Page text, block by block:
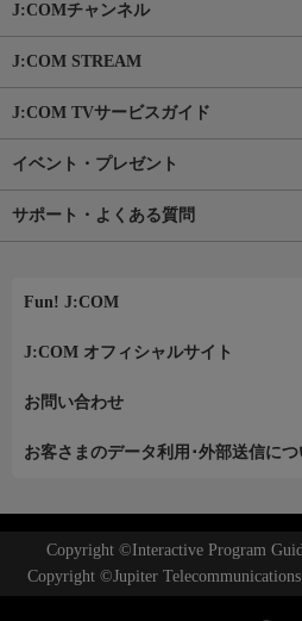
J:COMチャンネル
J:COM STREAM
J:COM TVサービスガイド
イベント・プレゼント
サポート・よくある質問
Fun! J:COM
J:COM オフィシャルサイト
お問い合わせ
お客さまのデータ利用･外部送信につ
Copyright ©Interactive Program
Copyright ©Jupiter